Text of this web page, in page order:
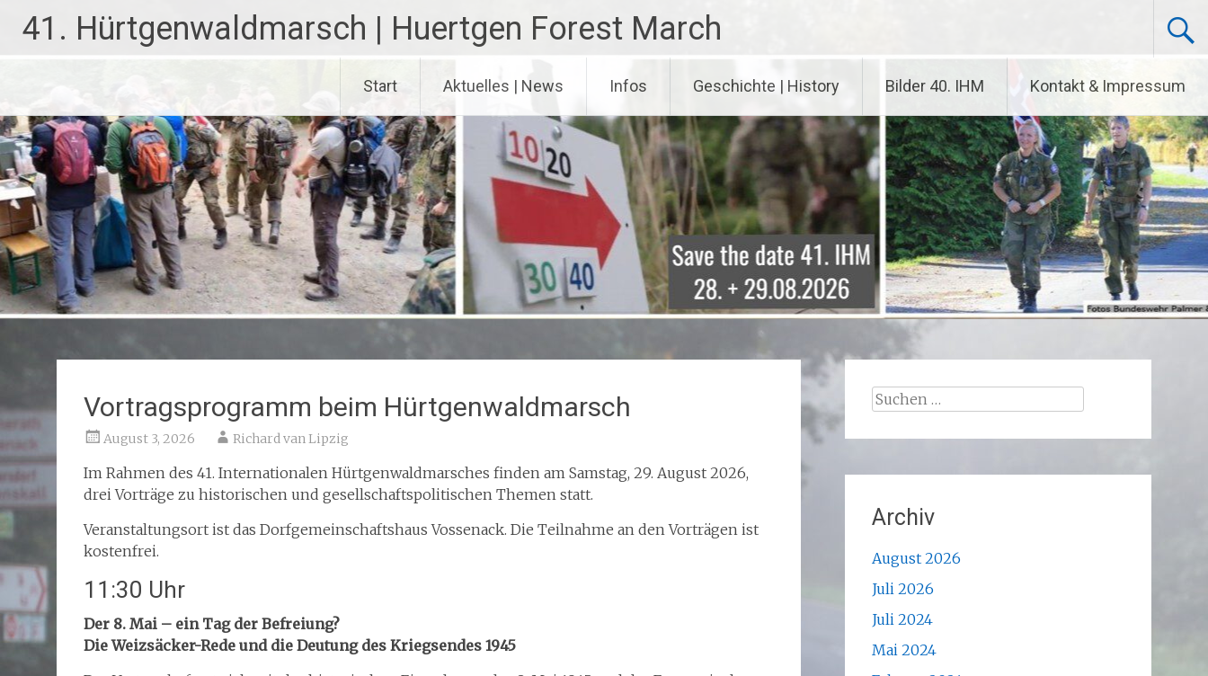
Inhalt41. Hürtgenwaldmarsch | Huertgen Forest March
Start Aktuelles | News Infos Geschichte | History Bilder 40. IHM Kontakt & Impressum
Vortragsprogramm beim Hürtgenwaldmarsch
August 3, 2026 Richard van Lipzig
Im Rahmen des 41. Internationalen Hürtgenwaldmarsches finden am Samstag, 29. August 2026,
drei Vorträge zu historischen und gesellschaftspolitischen Themen statt.
Veranstaltungsort ist das Dorfgemeinschaftshaus Vossenack. Die Teilnahme an den Vorträgen ist
kostenfrei.
11:30 Uhr
Der 8. Mai – ein Tag der Befreiung?
Die Weizsäcker-Rede und die Deutung des Kriegsendes 1945
Suchen
Archiv
August 2026
Juli 2026
Juli 2024
Mai 2024